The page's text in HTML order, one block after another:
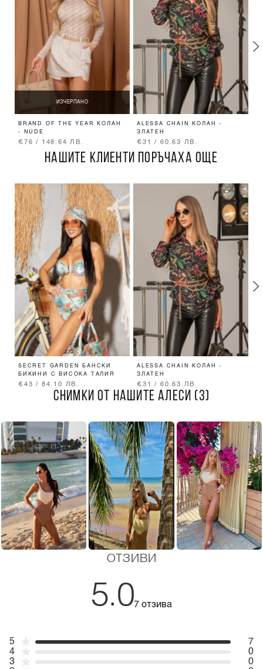
ИЗЧЕРПАНО
BRAND OF THE YEAR КОЛАН
- NUDE
€76 / 148.64 ЛВ.
ALESSA CHAIN КОЛАН -
ЗЛАТЕН
€31 / 60.63 ЛВ.
НАШИТЕ КЛИЕНТИ ПОРЪЧАХА ОЩЕ
SECRET GARDEN БАНСКИ
БИКИНИ С ВИСОКА ТАЛИЯ
€43 / 84.10 ЛВ.
ALESSA CHAIN КОЛАН -
ЗЛАТЕН
€31 / 60.63 ЛВ.
СНИМКИ ОТ НАШИТЕ АЛЕСИ (3)
ОТЗИВИ
5.07 отзива
5
7
4
0
3
0